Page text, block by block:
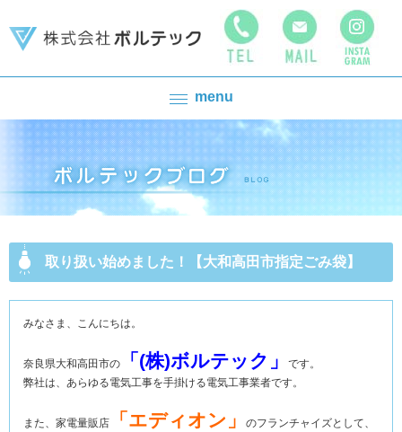
menu
取り扱い始めました！【大和高田市指定ごみ袋】
みなさま、こんにちは。
奈良県大和高田市の 「(株)ボルテック」
です。
弊社は、あらゆる電気工事を手掛ける電気工事業者です。
また、家電量販店 「エディオン」
のフランチャイズとして、